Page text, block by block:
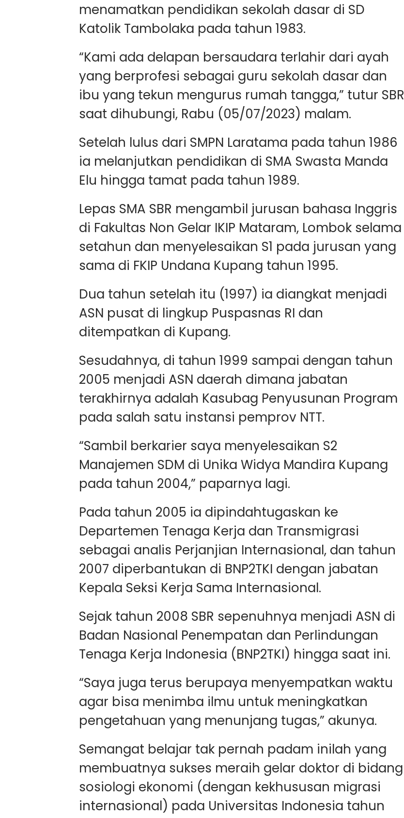
menamatkan pendidikan sekolah dasar di SD
Katolik Tambolaka pada tahun 1983.
“Kami ada delapan bersaudara terlahir dari ayah
yang berprofesi sebagai guru sekolah dasar dan
ibu yang tekun mengurus rumah tangga,” tutur SBR
saat dihubungi, Rabu (05/07/2023) malam.
Setelah lulus dari SMPN Laratama pada tahun 1986
ia melanjutkan pendidikan di SMA Swasta Manda
Elu hingga tamat pada tahun 1989.
Lepas SMA SBR mengambil jurusan bahasa Inggris
di Fakultas Non Gelar IKIP Mataram, Lombok selama
setahun dan menyelesaikan S1 pada jurusan yang
sama di FKIP Undana Kupang tahun 1995.
Dua tahun setelah itu (1997) ia diangkat menjadi
ASN pusat di lingkup Puspasnas RI dan
ditempatkan di Kupang.
Sesudahnya, di tahun 1999 sampai dengan tahun
2005 menjadi ASN daerah dimana jabatan
terakhirnya adalah Kasubag Penyusunan Program
pada salah satu instansi pemprov NTT.
“Sambil berkarier saya menyelesaikan S2
Manajemen SDM di Unika Widya Mandira Kupang
pada tahun 2004,” paparnya lagi.
Pada tahun 2005 ia dipindahtugaskan ke
Departemen Tenaga Kerja dan Transmigrasi
sebagai analis Perjanjian Internasional, dan tahun
2007 diperbantukan di BNP2TKI dengan jabatan
Kepala Seksi Kerja Sama Internasional.
Sejak tahun 2008 SBR sepenuhnya menjadi ASN di
Badan Nasional Penempatan dan Perlindungan
Tenaga Kerja Indonesia (BNP2TKI) hingga saat ini.
“Saya juga terus berupaya menyempatkan waktu
agar bisa menimba ilmu untuk meningkatkan
pengetahuan yang menunjang tugas,” akunya.
Semangat belajar tak pernah padam inilah yang
membuatnya sukses meraih gelar doktor di bidang
sosiologi ekonomi (dengan kekhususan migrasi
internasional) pada Universitas Indonesia tahun